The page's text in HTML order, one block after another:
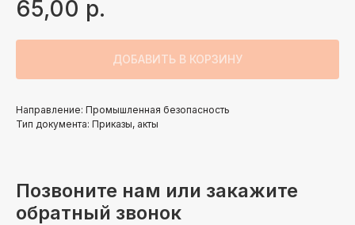
65,00 р.
ДОБАВИТЬ В КОРЗИНУ
Направление: Промышленная безопасность
Тип документа: Приказы, акты
Позвоните нам или закажите
обратный звонок